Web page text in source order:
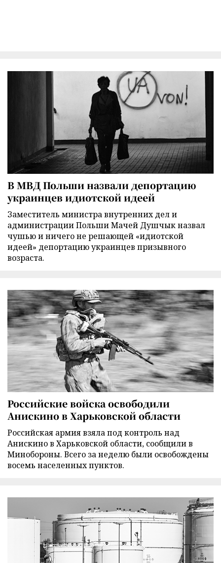
В МВД Польши назвали депортацию
украинцев идиотской идеей
Заместитель министра внутренних дел и
администрации Польши Мачей Душчык назвал
чушью и ничего не решающей «идиотской
идеей» депортацию украинцев призывного
возраста.
Российские войска освободили
Анискино в Харьковской области
Российская армия взяла под контроль над
Анискино в Харьковской области, сообщили в
Минобороны. Всего за неделю были освобождены
восемь населенных пунктов.